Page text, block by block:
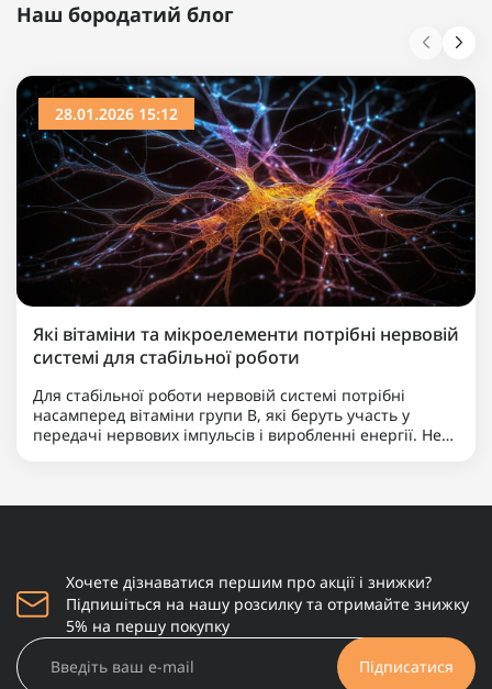
Наш бородатий блог
28.01.2026 15:12
Які вітаміни та мікроелементи потрібні нервовій
системі для стабільної роботи
Для стабільної роботи нервовій системі потрібні
насамперед вітаміни групи B, які беруть участь у
передачі нервових імпульсів і виробленні енергії. Не
Хочете дізнаватися першим про акції і знижки?
Підпишіться на нашу розсилку та отримайте знижку
5% на першу покупку
Підписатися